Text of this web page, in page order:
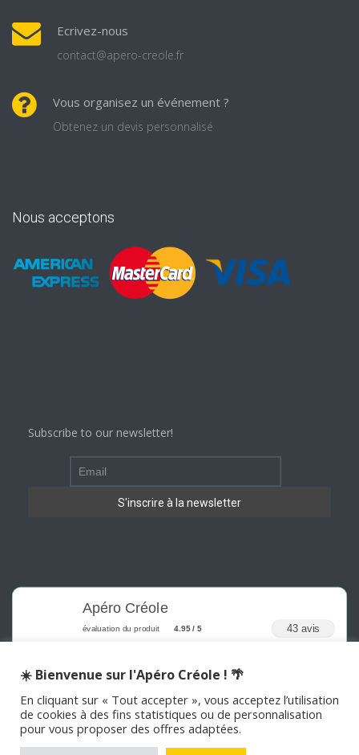
Ecrivez-nous
contact@apero-creole.fr
Vous organisez un événement ?
Obtenez un devis personnalisé
Nous acceptons
Subscribe to our newsletter!
Apéro Créole
évaluation du produit 4.95 / 5 43 avis
©2026 APERO CREOLE . Tous les droits sont réservés
☀️ Bienvenue sur l'Apéro Créole ! 🌴
En cliquant sur « Tout accepter », vous acceptez l’utilisation
de cookies à des fins statistiques ou de personnalisation
pour vous proposer des offres adaptées.